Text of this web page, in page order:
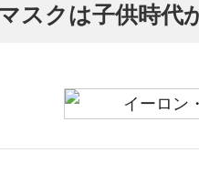
スクは子供時代